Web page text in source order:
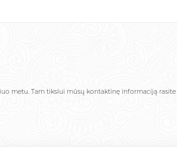
metu. Tam tikslui mūsų kontaktinę informaciją rasite